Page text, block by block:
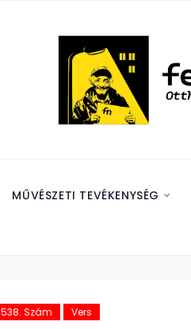
MŰVÉSZETI TEVÉKENYSÉG
538. Szám Vers